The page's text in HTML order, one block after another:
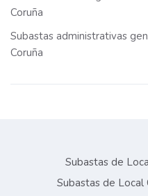
Coruña
Subastas administrativas
Coruña
Subastas de
Subastas de